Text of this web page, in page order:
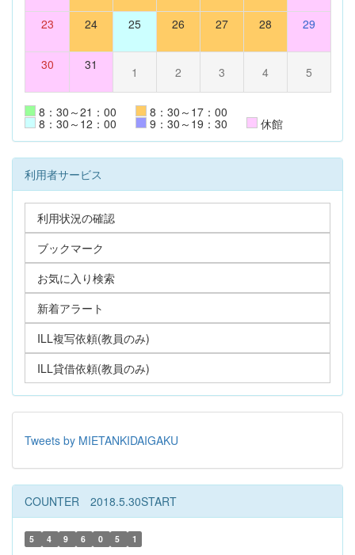
23 24 25 26 27 28 29
30 31 1 2 3 4 5
8：30～21：00 8：30～17：00
8：30～12：00 9：30～19：30 休館
利用者サービス
利用状況の確認
ブックマーク
お気に入り検索
新着アラート
ILL複写依頼(教員のみ)
ILL貸借依頼(教員のみ)
Tweets by MIETANKIDAIGAKU
COUNTER 2018.5.30START
5 4 9 6 0 5 1